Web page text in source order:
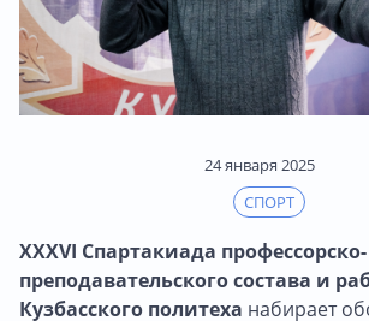
24 января 2025
СПОРТ
XXXVI Спартакиада профессорско-
преподавательского состава и
Кузбасского политеха набирает